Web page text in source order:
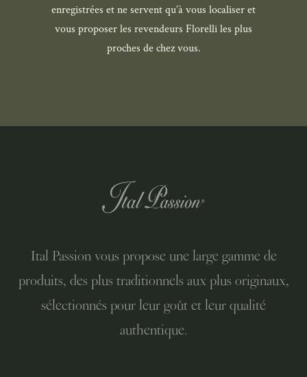
enregistrées et ne servent qu’à vous localiser et
vous proposer les revendeurs Florelli les plus
proches de chez vous.
Ital Passion vous propose une large gamme de
produits, des plus traditionnels aux plus originaux,
sélectionnés pour leur goût et leur qualité
authentique.